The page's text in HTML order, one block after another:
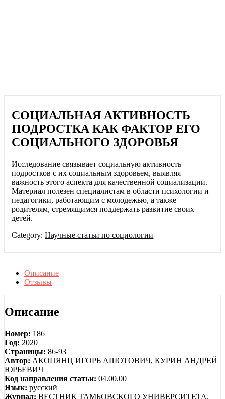
СОЦИАЛЬНАЯ АКТИВНОСТЬ
ПОДРОСТКА КАК ФАКТОР ЕГО
СОЦИАЛЬНОГО ЗДОРОВЬЯ
Исследование связывает социальную активность
подростков с их социальным здоровьем, выявляя
важность этого аспекта для качественной социализации.
Материал полезен специалистам в области психологии и
педагогики, работающим с молодежью, а также
родителям, стремящимся поддержать развитие своих
детей.
Category:Научные статьи по социологии
Описание
Отзывы
Описание
Номер: 186
Год: 2020
Страницы: 86-93
Автор: АКОПЯНЦ ИГОРЬ АШОТОВИЧ, КУРИН АНДРЕЙ
ЮРЬЕВИЧ
Код направления статьи: 04.00.00
Язык: русский
Журнал: ВЕСТНИК ТАМБОВСКОГО УНИВЕРСИТЕТА.